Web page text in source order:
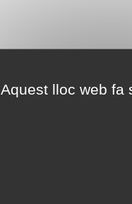
Aquest lloc web fa